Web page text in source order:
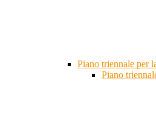
Piano triennale per
Piano